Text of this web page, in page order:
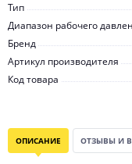
Тип
Диапазон рабочего
Бренд
Артикул производителя
Код товара
ОПИСАНИЕ ОТЗЫВЫ И